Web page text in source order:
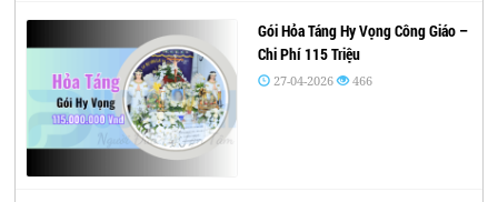
Gói Hỏa Táng Hy Vọng Công Giáo –
Chi Phí 115 Triệu
27-04-2026 466